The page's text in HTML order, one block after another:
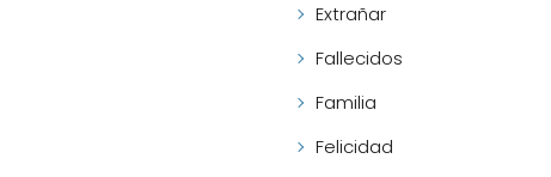
Extrañar
Fallecidos
Familia
Felicidad